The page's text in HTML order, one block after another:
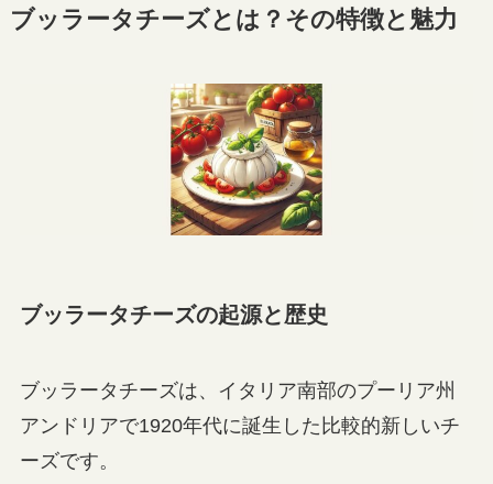
ブッラータチーズとは？その特徴と魅力
ブッラータチーズの起源と歴史
ブッラータチーズは、イタリア南部のプーリア州
アンドリアで1920年代に誕生した比較的新しいチ
ーズです。